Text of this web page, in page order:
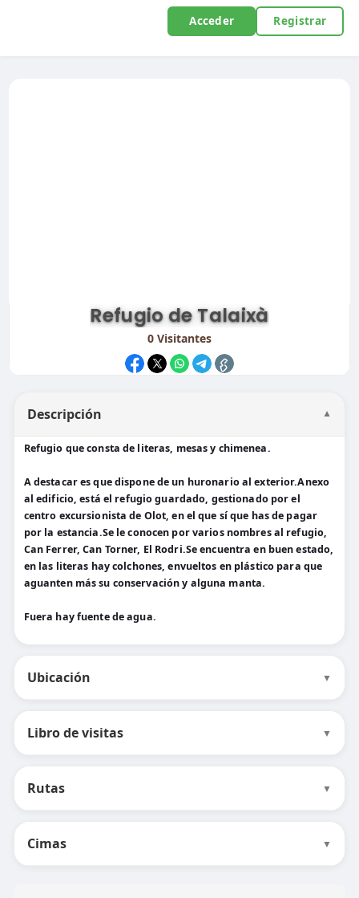
Acceder Registrar
Refugio de Talaixà
0Visitantes
Descripción ▼
Refugio que consta de literas, mesas y chimenea.
A destacar es que dispone de un huronario al exterior.Anexo
al edificio, está el refugio guardado, gestionado por el
centro excursionista de Olot, en el que sí que has de pagar
por la estancia.Se le conocen por varios nombres al refugio,
Can Ferrer, Can Torner, El Rodri.Se encuentra en buen estado,
en las literas hay colchones, envueltos en plástico para que
aguanten más su conservación y alguna manta.
Fuera hay fuente de agua.
Ubicación ▼
Libro de visitas ▼
Rutas ▼
Cimas ▼